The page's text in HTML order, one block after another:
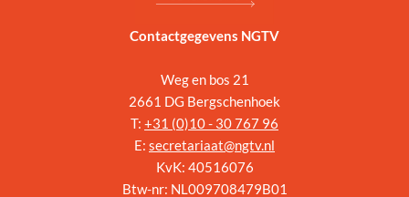
Contactgegevens NGTV
Weg en bos 21
2661 DG Bergschenhoek
T: +31 (0)10 - 30 767 96
E: secretariaat@ngtv.nl
KvK: 40516076
Btw-nr: NL009708479B01